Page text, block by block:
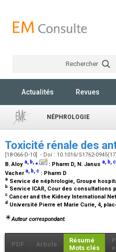
Rechercher
Actualités Revues
NÉPHROLOGIE
Toxicité rénale des
[18-066-D-10] - Doi : 10.1016/S1762-
B. Aloy a, b,⁎ : Pharm D, N. Janus a, b,c
Vachera b c : Pharm D
a Service de néphrologie, Groupe
b Service ICAR, Cour des consultations
c Cancer and the Kidney International
d Université Pierre et Marie Curie, 4,
Auteur correspondant.
PDF Article
Résumé
Mots clés